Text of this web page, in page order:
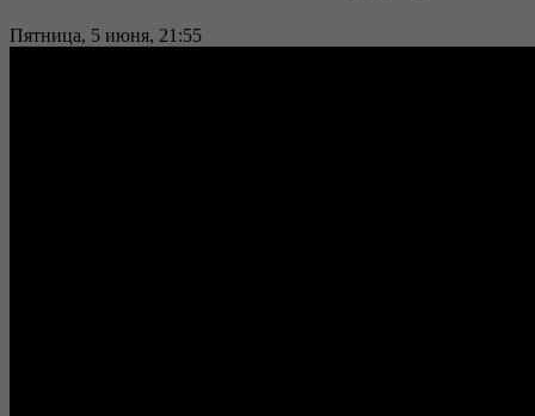
Пятница, 5 июня, 21:55